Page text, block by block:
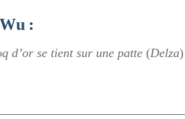
Wu :
d’or se tient sur une patte (Delza)